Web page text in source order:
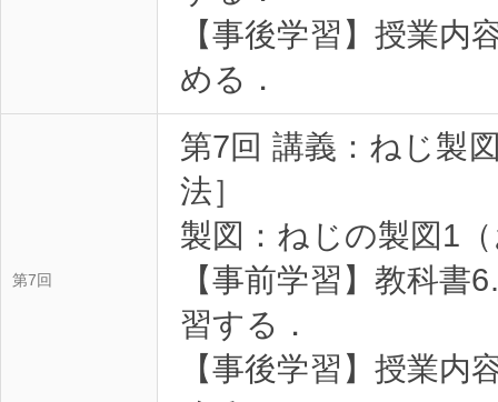
【事後学習】授業
める．
第7回
第7回 講義：ねじ製
法］
製図：ねじの製図1
【事前学習】教科書
習する．
【事後学習】授業